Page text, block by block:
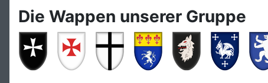
Die Wappen unserer Gruppe